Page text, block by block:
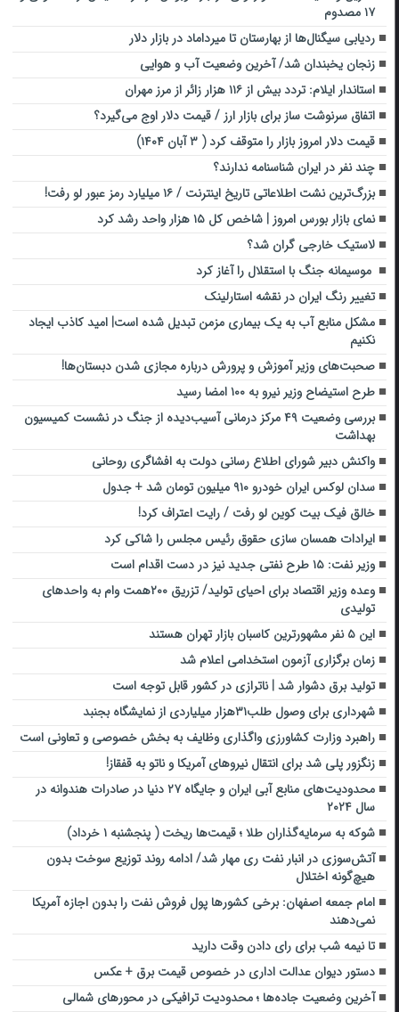
۱۷ مصدوم
ردیابی سیگنال‌ها از بهارستان تا میرداماد در بازار دلار
زنجان یخبندان شد/ آخرین وضعیت آب و هوایی
استاندار ایلام: تردد بیش از ۱۱۶ هزار زائر از مرز مهران
اتفاق سرنوشت ساز برای بازار ارز / قیمت دلار اوج می‌گیرد؟
قیمت دلار امروز بازار را متوقف کرد ( ۳ آبان ۱۴۰۴)
چند نفر در ایران شناسنامه ندارند؟
بزرگ‌ترین نشت اطلاعاتی تاریخ اینترنت / ۱۶ میلیارد رمز عبور لو رفت!
نمای بازار بورس امروز | شاخص کل ۱۵ هزار واحد رشد کرد
لاستیک خارجی گران شد؟
موسیمانه جنگ با استقلال را آغاز کرد
تغییر رنگ ایران در نقشه استارلینک
مشکل منابع آب به یک بیماری مزمن تبدیل شده است| امید کاذب ایجاد
نکنیم
صحبت‌های وزیر آموزش و پرورش درباره مجازی شدن دبستان‌ها!
طرح استیضاح وزیر نیرو به ۱۰۰ امضا رسید
بررسی وضعیت ۴۹ مرکز درمانی آسیب‌دیده از جنگ در نشست کمیسیون
بهداشت
واکنش دبیر شورای اطلاع رسانی دولت به افشاگری روحانی
سدان لوکس ایران خودرو ۹۱۰ میلیون تومان شد + جدول
خالق فیک بیت کوین لو رفت / رایت اعتراف کرد!
ایرادات همسان سازی حقوق رئیس مجلس را شاکی کرد
وزیر نفت: ۱۵ طرح نفتی جدید نیز در دست اقدام است
وعده وزیر اقتصاد برای احیای تولید/ تزریق ۲۰۰همت وام به واحدهای
تولیدی
این ۵ نفر مشهورترین کاسبان بازار تهران هستند
زمان برگزاری آزمون استخدامی اعلام شد
تولید برق دشوار شد | ناترازی در کشور قابل توجه است
شهرداری برای وصول طلب۳۱هزار میلیاردی از نمایشگاه بجنبد
راهبرد وزارت کشاورزی واگذاری وظایف به بخش خصوصی و تعاونی است
زنگزور پلی شد برای انتقال نیروهای آمریکا و ناتو به قفقاز!
محدودیت‌های منابع آبی ایران و جایگاه ۲۷ دنیا در صادرات هندوانه در
سال ۲۰۲۴
شوکه به سرمایه‌گذاران طلا ؛ قیمت‌ها ریخت ( پنجشنبه ۱ خرداد)
آتش‌سوزی در انبار نفت ری مهار شد/ ادامه روند توزیع سوخت بدون
هیچ‌گونه اختلال
امام جمعه اصفهان: برخی کشور‌ها پول فروش نفت را بدون اجازه آمریکا
نمی‌دهند
تا نیمه شب برای رای دادن وقت دارید
دستور دیوان عدالت اداری در خصوص قیمت برق + عکس
آخرین وضعیت جاده‌ها ؛ محدودیت ترافیکی در محورهای شمالی